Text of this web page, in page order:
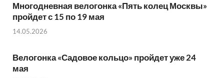
Многодневная велогонка «Пять колец Москвы»
пройдет с 15 по 19 мая
14.05.2026
Велогонка «Садовое кольцо» пройдет уже 24
мая